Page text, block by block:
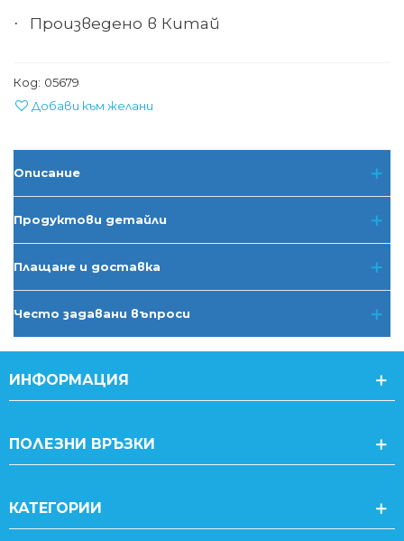
· Произведено в Китай
Код: 05679
Добави към желани
Описание
Продуктови детайли
Плащане и доставка
Често задавани въпроси
ИНФОРМАЦИЯ
ПОЛЕЗНИ ВРЪЗКИ
КАТЕГОРИИ